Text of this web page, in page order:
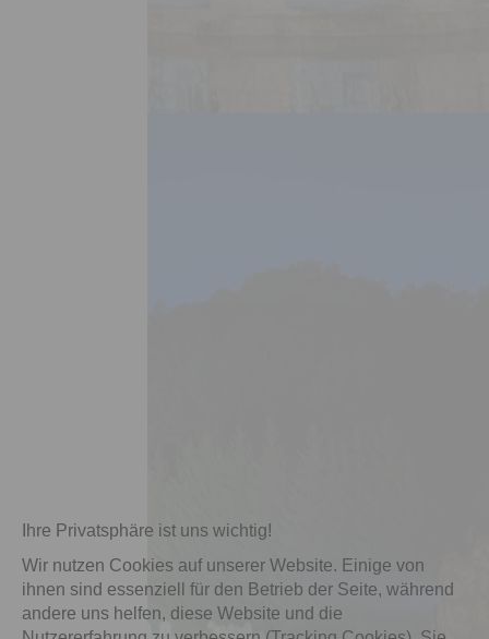
Ihre Privatsphäre ist uns wichtig!
Wir nutzen Cookies auf unserer Website. Einige von
ihnen sind essenziell für den Betrieb der Seite, während
andere uns helfen, diese Website und die